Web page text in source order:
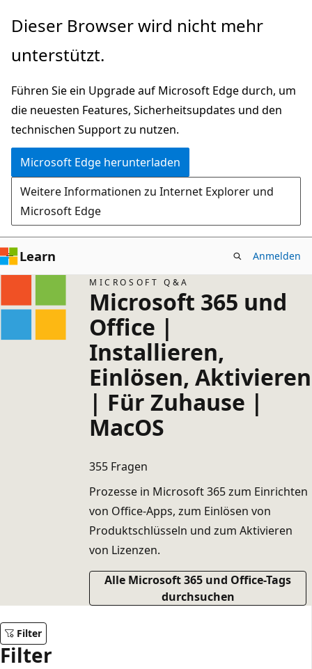
Zu
wechseln
Dieser Browser wird nicht mehr
unterstützt.
Führen Sie ein Upgrade auf Microsoft Edge durch, um
die neuesten Features, Sicherheitsupdates und den
technischen Support zu nutzen.
Microsoft Edge herunterladen
Weitere Informationen zu Internet Explorer und
Microsoft Edge
Learn Anmelden
MICROSOFT Q&A
Microsoft 365 und
Office |
Installieren,
Einlösen, Aktivieren
| Für Zuhause |
MacOS
355 Fragen
Prozesse in Microsoft 365 zum Einrichten
von Office-Apps, zum Einlösen von
Produktschlüsseln und zum Aktivieren
von Lizenzen.
Alle Microsoft 365 und Office-Tags
durchsuchen
Filter
Filter